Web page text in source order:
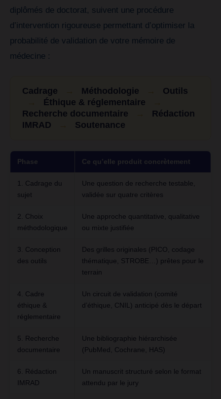
diplômés de doctorat, suivent une procédure
d’intervention rigoureuse permettant d’optimiser la
probabilité de validation de votre mémoire de
médecine :
Cadrage Méthodologie
Outils
Éthique & réglementaire
Recherche documentaire
Rédaction
IMRAD
Soutenance
Phase Ce qu’elle produit concrètement
1. Cadrage du
sujet
Une question de recherche testable,
validée sur quatre critères
2. Choix
méthodologique
Une approche quantitative, qualitative
ou mixte justifiée
3. Conception
des outils
Des grilles originales (PICO, codage
thématique, STROBE…) prêtes pour le
terrain
4. Cadre
éthique &
réglementaire
Un circuit de validation (comité
d’éthique, CNIL) anticipé dès le départ
5. Recherche
documentaire
Une bibliographie hiérarchisée
(PubMed, Cochrane, HAS)
6. Rédaction
IMRAD
Un manuscrit structuré selon le format
attendu par le jury